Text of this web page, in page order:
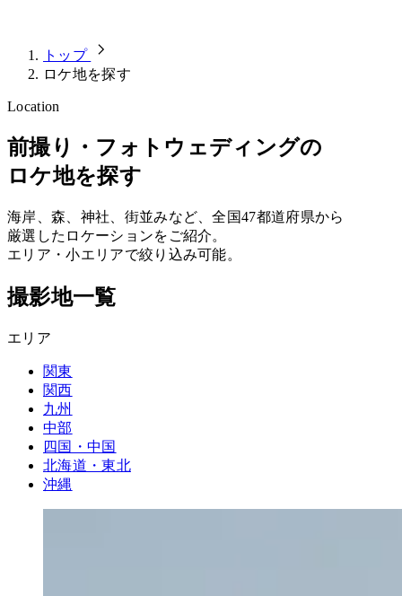
トップ
ロケ地を探す
Location
前撮り・フォトウェディングの​
ロケ地を​探す
海岸、​森、​神社、​街並みなど、​全国​47都道府県から​
厳選した​ロケーションを​ご紹介。
エリア・​小エリアで​絞り込み可能。
撮影地一覧
エリア
関東
関西
九州
中部
四国・中国
北海道・東北
沖縄